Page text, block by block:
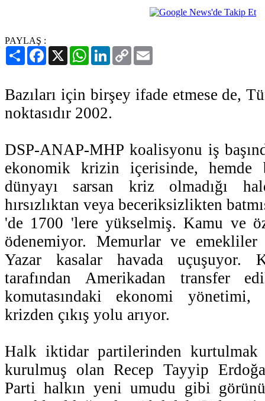
PAYLAŞ :
PaylaşFacebook
X WhatsAppLinkedIn
Copy
Link
Bazıları için birşey ifade etmese de,
noktasıdır 2002.
DSP-ANAP-MHP koalisyonu iş
ekonomik krizin içerisinde,
dünyayı sarsan kriz olmadığı
hırsızlıktan veya beceriksizlikten
'de 1700 'lere yükselmiş. Kamu ve
ödenemiyor. Memurlar ve emekliler
Yazar kasalar havada uçuşuyor.
tarafından Amerikadan transfer
komutasındaki ekonomi
krizden çıkış yolu arıyor.
Halk iktidar partilerinden
kurulmuş olan Recep Tayyip
Parti halkın yeni umudu gibi